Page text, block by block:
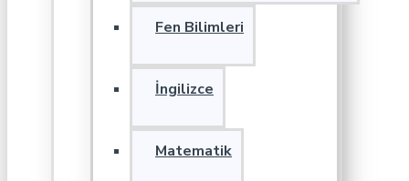
Fen Bilimleri
İngilizce
Matematik